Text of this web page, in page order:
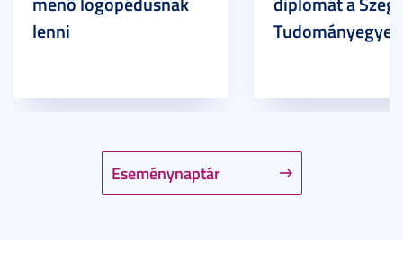
Eseménynaptár
lenni